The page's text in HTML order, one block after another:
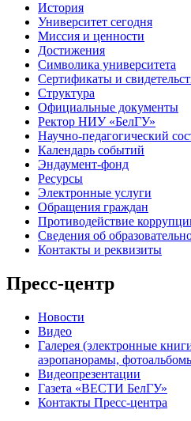
История
Университет сегодня
Миссия и ценности
Достижения
Символика университета
Сертификаты и
Структура
Официальные документы
Ректор НИУ «БелГУ»
Научно-педагогический
Календарь событий
Эндаумент-фонд
Ресурсы
Электронные услуги
Обращения граждан
Противодействие
Сведения об
Контакты и реквизиты
Пресс-центр
Новости
Видео
Галерея (электронные
аэропанорамы,
Видеопрезентации
Газета «ВЕСТИ БелГУ»
Контакты Пресс-центра